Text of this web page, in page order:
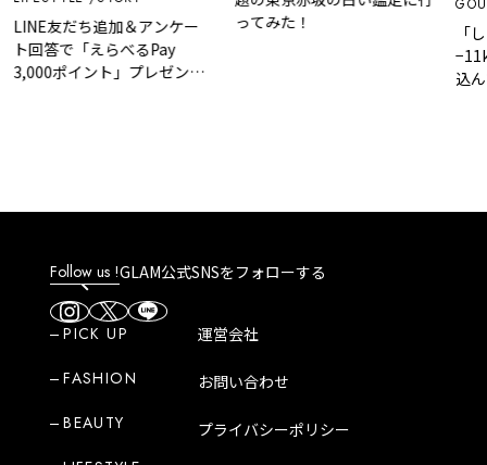
LINE友だち追加＆アンケー
ト回答で「えらべるPay
3,000ポイント」プレゼント
ってみた！
「
込
Follow us !GLAM公式SNSをフォローする
PICK UP
FASHION
BEAUTY
運営会社
お問い合わせ
プライバシーポリシー